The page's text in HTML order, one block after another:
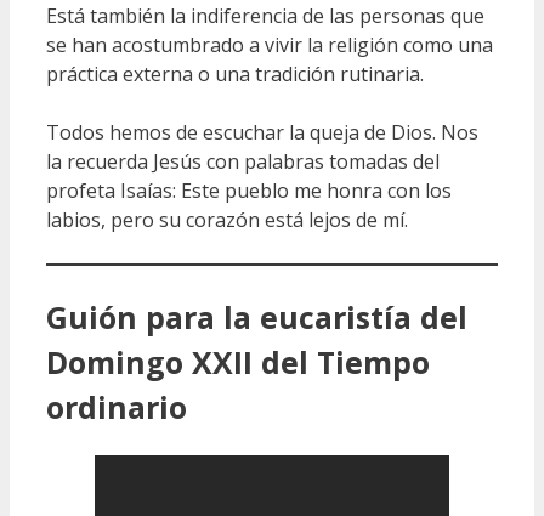
Está también la indiferencia de las personas que
se han acostumbrado a vivir la religión como una
práctica externa o una tradición rutinaria.
Todos hemos de escuchar la queja de Dios. Nos
la recuerda Jesús con palabras tomadas del
profeta Isaías: Este pueblo me honra con los
labios, pero su corazón está lejos de mí.
Guión para la eucaristía del
Domingo XXII del Tiempo
ordinario